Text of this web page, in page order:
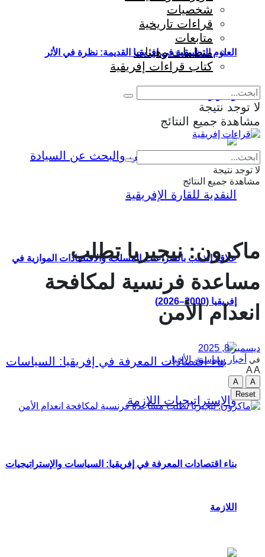
العلوم التطبيقية في إفريقيا القديمة: نظرة في الأثر
والمؤثرات
علاقة الذهب بالصراعات المسلحة والاقتصادات الموازية في
إفريقيا (2000–2026)
بناء اقتصادات المعرفة في إفريقيا: السياسات والإستراتيجيات
اللازمة
شخصيات
قراءات تاريخية
متابعات
منظمات وهيئات
كتاب قراءات إفريقية
لا توجد نتيجة
مشاهدة جميع النتائج
لا توجد نتيجة
مشاهدة جميع النتائج
ماكرون: نيجيريا تطلب
مساعدة فرنسية لمكافحة
انعدام الأمن
ديسمبر 8, 2025
في أخبار سياسية,الأخبار
AA
A
A
Reset